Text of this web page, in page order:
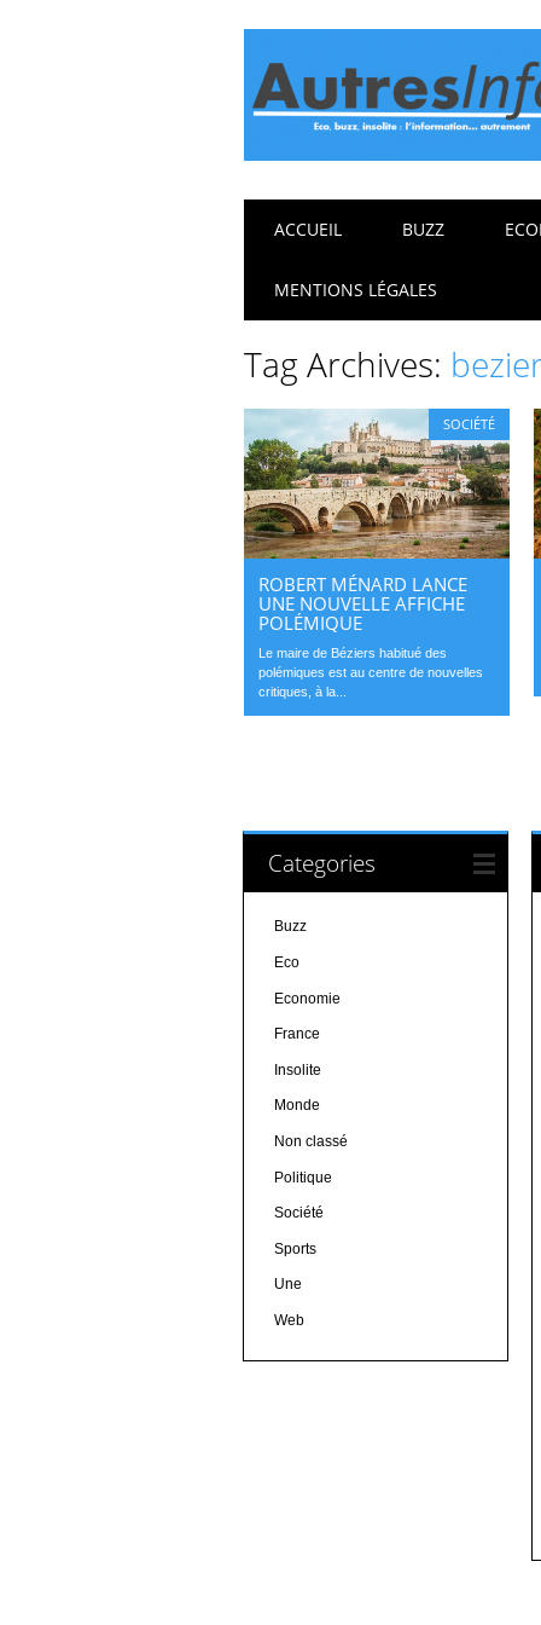
Main menu
ACCUEIL BUZZ
MENTIONS LÉGALES
Tag Archives:
SOCIÉTÉ
ROBERT MÉNARD LANCE
UNE NOUVELLE AFFICHE
POLÉMIQUE
Le maire de Béziers habitué des
polémiques est au centre de nouvelles
critiques, à la...
Categories
Buzz
Eco
Economie
France
Insolite
Monde
Non classé
Politique
Société
Sports
Une
Web